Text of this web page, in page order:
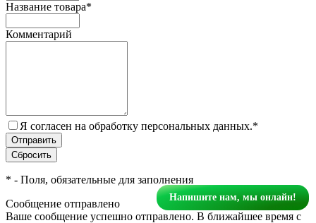
Название товара*
Комментарий
Я согласен на обработку персональных данных.*
* - Поля, обязательные для заполнения
Сообщение отправлено
Ваше сообщение успешно отправлено. В ближайшее время с
Напишите нам, мы онлайн!